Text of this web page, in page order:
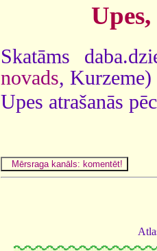
Skatāms
novads, Kurzeme)
Upes atrašanās